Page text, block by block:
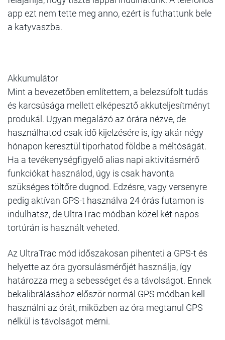
app ezt nem tette meg anno, ezért is futhattunk bele
a katyvaszba.
Akkumulátor
Mint a bevezetőben említettem, a belezsúfolt tudás
és karcsúsága mellett elképesztő akkuteljesítményt
produkál. Ugyan megalázó az órára nézve, de
használhatod csak idő kijelzésére is, így akár négy
hónapon keresztül tiporhatod földbe a méltóságát.
Ha a tevékenységfigyelő alias napi aktivitásmérő
funkciókat használod, úgy is csak havonta
szükséges töltőre dugnod. Edzésre, vagy versenyre
pedig aktívan GPS-t használva 24 órás futamon is
indulhatsz, de UltraTrac módban közel két napos
tortúrán is használt veheted.
Az UltraTrac mód időszakosan pihenteti a GPS-t és
helyette az óra gyorsulásmérőjét használja, így
határozza meg a sebességet és a távolságot. Ennek
bekalibrálásához először normál GPS módban kell
használni az órát, miközben az óra megtanul GPS
nélkül is távolságot mérni.